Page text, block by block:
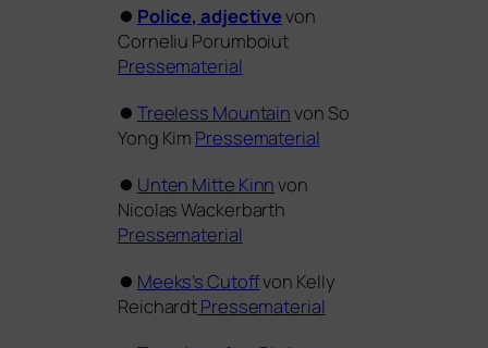
⏺ Police, adjec­ti­vevon
Corneliu Porumboiut
Pressematerial
⏺ Treeless Mountainvon So
Yong Kim Pressematerial
⏺ Unten Mitte Kinnvon
Nicolas Wackerbarth
Pressematerial
⏺ Meeks’s Cutoffvon Kelly
ReichardtPressematerial